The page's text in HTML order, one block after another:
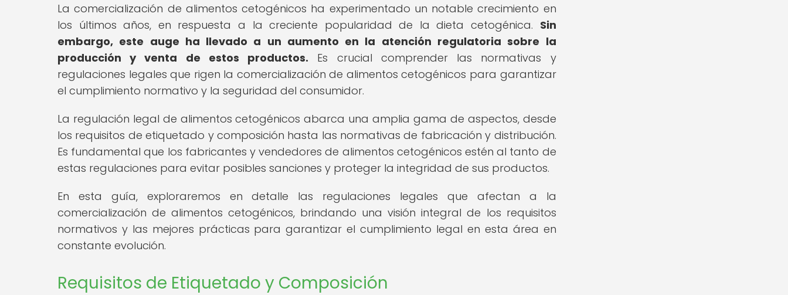
La comercialización de alimentos cetogénicos ha experimentado un notable crecimiento en
los últimos años, en respuesta a la creciente popularidad de la dieta cetogénica. Sin
embargo, este auge ha llevado a un aumento en la atención regulatoria sobre la
producción y venta de estos productos. Es crucial comprender las normativas y
regulaciones legales que rigen la comercialización de alimentos cetogénicos para garantizar
el cumplimiento normativo y la seguridad del consumidor.
La regulación legal de alimentos cetogénicos abarca una amplia gama de aspectos, desde
los requisitos de etiquetado y composición hasta las normativas de fabricación y distribución.
Es fundamental que los fabricantes y vendedores de alimentos cetogénicos estén al tanto de
estas regulaciones para evitar posibles sanciones y proteger la integridad de sus productos.
En esta guía, exploraremos en detalle las regulaciones legales que afectan a la
comercialización de alimentos cetogénicos, brindando una visión integral de los requisitos
normativos y las mejores prácticas para garantizar el cumplimiento legal en esta área en
constante evolución.
Requisitos de Etiquetado y Composición